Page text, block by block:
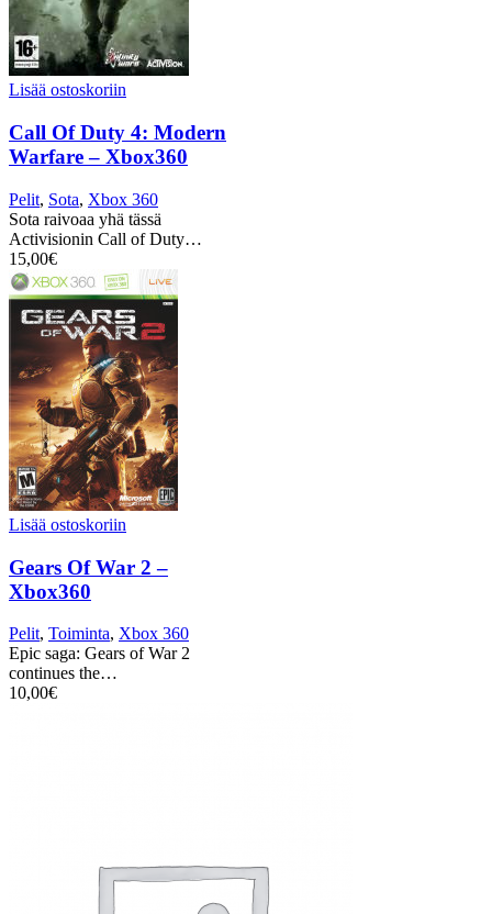
Lisää ostoskoriin
Call Of Duty 4: Modern
Warfare – Xbox360
Pelit, Sota, Xbox 360
Sota raivoaa yhä tässä
Activisionin Call of Duty…
15,00€
Lisää ostoskoriin
Gears Of War 2 –
Xbox360
Pelit, Toiminta, Xbox 360
Epic saga: Gears of War 2
continues the…
10,00€